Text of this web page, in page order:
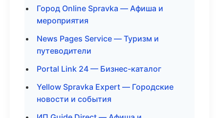
Город Online Spravka — Афиша и
мероприятия
News Pages Service — Туризм и
путеводители
Portal Link 24 — Бизнес-каталог
Yellow Spravka Expert — Городские
новости и события